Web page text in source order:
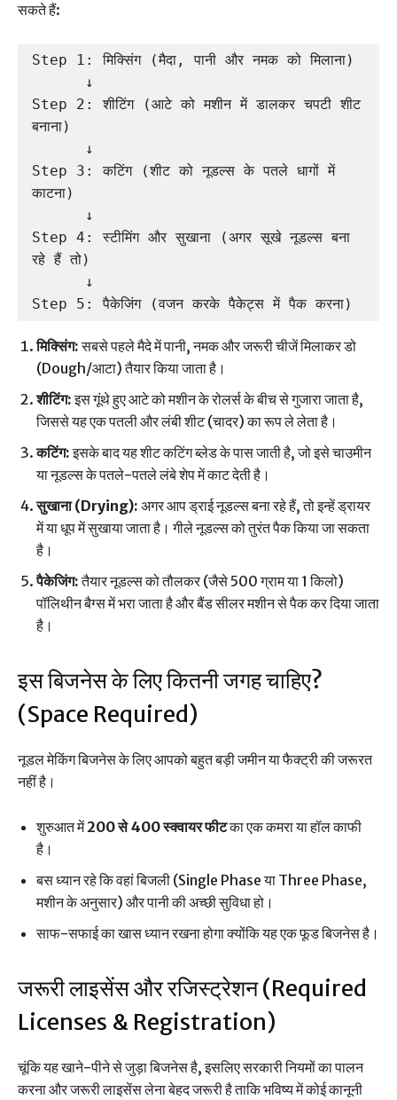
सकते हैं:
Step 1: मिक्सिंग (मैदा, पानी और नमक को मिलाना)
Step 2: शीटिंग (आटे को मशीन में डालकर चपटी शीट
बनाना)
Step 3: कटिंग (शीट को नूडल्स के पतले धागों में
काटना)
Step 4: स्टीमिंग और सुखाना (अगर सूखे नूडल्स बना
रहे हैं तो)
मिक्सिंग:सबसे पहले मैदे में पानी, नमक और जरूरी चीजें मिलाकर डो
(Dough/आटा) तैयार किया जाता है।
शीटिंग:इस गूंथे हुए आटे को मशीन के रोलर्स के बीच से गुजारा जाता है,
जिससे यह एक पतली और लंबी शीट (चादर) का रूप ले लेता है।
कटिंग:इसके बाद यह शीट कटिंग ब्लेड के पास जाती है, जो इसे चाउमीन
या नूडल्स के पतले-पतले लंबे शेप में काट देती है।
सुखाना (Drying): अगर आप ड्राई नूडल्स बना रहे हैं, तो इन्हें ड्रायर
में या धूप में सुखाया जाता है। गीले नूडल्स को तुरंत पैक किया जा सकता
है।
पैकेजिंग:तैयार नूडल्स को तौलकर (जैसे 500 ग्राम या 1 किलो)
पॉलिथीन बैग्स में भरा जाता है और बैंड सीलर मशीन से पैक कर दिया जाता
है।
इस बिजनेस के लिए कितनी जगह चाहिए?
(Space Required)
नूडल मेकिंग बिजनेस के लिए आपको बहुत बड़ी जमीन या फैक्ट्री की जरूरत
नहीं है।
शुरुआत में200 से 400 स्क्वायर फीटका एक कमरा या हॉल काफी
है।
बस ध्यान रहे कि वहां बिजली (Single Phase या Three Phase,
मशीन के अनुसार) और पानी की अच्छी सुविधा हो।
साफ-सफाई का खास ध्यान रखना होगा क्योंकि यह एक फूड बिजनेस है।
जरूरी लाइसेंस और रजिस्ट्रेशन (Required
Licenses & Registration)
चूंकि यह खाने-पीने से जुड़ा बिजनेस है, इसलिए सरकारी नियमों का पालन
करना और जरूरी लाइसेंस लेना बेहद जरूरी है ताकि भविष्य में कोई कानूनी